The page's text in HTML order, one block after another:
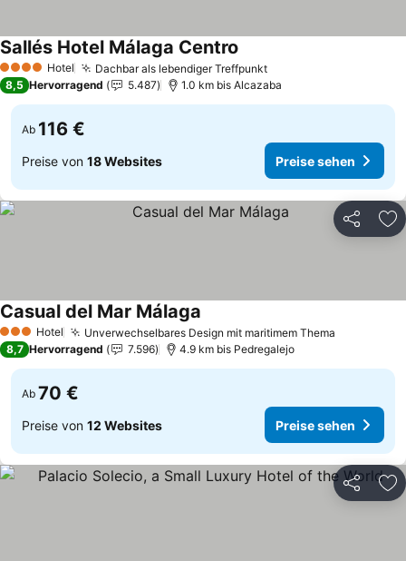
4 Sterne Hotel Dachbar als lebendiger TreffpunktPreise sehen
Sallés Hotel Málaga Centro
8,5 Hervorragend 5.487 1.0 km bis Alcazaba
Ab 116 €
Preise von 18 Websites Preise sehen
Teilen
3 SterneHotel Unverwechselbares Design mit maritimem Thema
Casual del Mar Málaga
8,7 Hervorragend 7.596 4.9 km bis Pedregalejo
Ab 70 €
Preise von 12 Websites Preise sehen
Teilen